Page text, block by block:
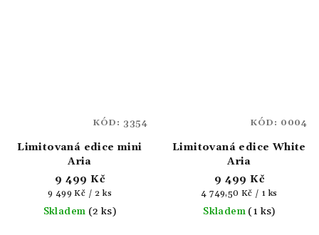
Limitovaná edice mini
Aria
9 499 Kč
Měrná
cena:
9 499 Kč / 2 ks
Skladem (2 ks)
KÓD: 3354
Limitovaná edice White
Aria
9 499 Kč
Měrná
cena:
4 749,50 Kč / 1 ks
Skladem (1 ks)
KÓD: 0004